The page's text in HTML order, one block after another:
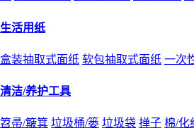
生活用纸
盒装抽取式面纸 软包抽取式面纸 一次
清洁/养护工具
笤帚/簸箕 垃圾桶/篓 垃圾袋 掸子 棉/化